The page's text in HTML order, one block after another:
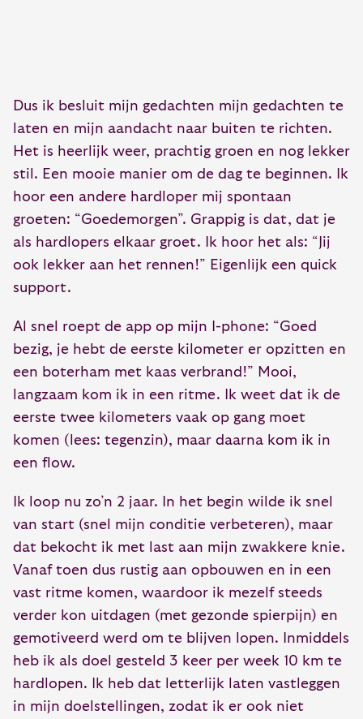
Dus ik besluit mijn gedachten mijn gedachten te
laten en mijn aandacht naar buiten te richten.
Het is heerlijk weer, prachtig groen en nog lekker
stil. Een mooie manier om de dag te beginnen. Ik
hoor een andere hardloper mij spontaan
groeten: “Goedemorgen”. Grappig is dat, dat je
als hardlopers elkaar groet. Ik hoor het als: “Jij
ook lekker aan het rennen!” Eigenlijk een quick
support.
Al snel roept de app op mijn I-phone: “Goed
bezig, je hebt de eerste kilometer er opzitten en
een boterham met kaas verbrand!” Mooi,
langzaam kom ik in een ritme. Ik weet dat ik de
eerste twee kilometers vaak op gang moet
komen (lees: tegenzin), maar daarna kom ik in
een flow.
Ik loop nu zo’n 2 jaar. In het begin wilde ik snel
van start (snel mijn conditie verbeteren), maar
dat bekocht ik met last aan mijn zwakkere knie.
Vanaf toen dus rustig aan opbouwen en in een
vast ritme komen, waardoor ik mezelf steeds
verder kon uitdagen (met gezonde spierpijn) en
gemotiveerd werd om te blijven lopen. Inmiddels
heb ik als doel gesteld 3 keer per week 10 km te
hardlopen. Ik heb dat letterlijk laten vastleggen
in mijn doelstellingen, zodat ik er ook niet